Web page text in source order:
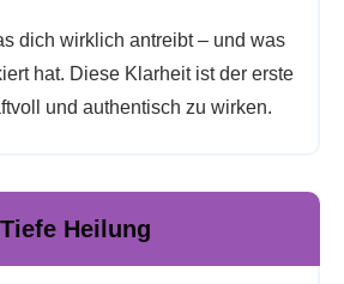
dich wirklich antreibt – und was
hat. Diese Klarheit ist der erste
und authentisch zu wirken.
Tiefe Heilung